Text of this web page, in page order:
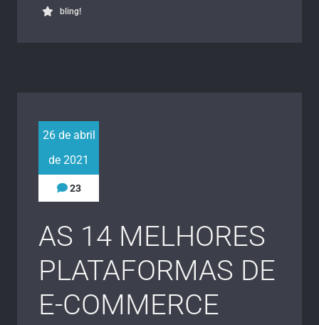
bling!
26 de abril
de 2021
23
AS 14 MELHORES
PLATAFORMAS DE
E-COMMERCE